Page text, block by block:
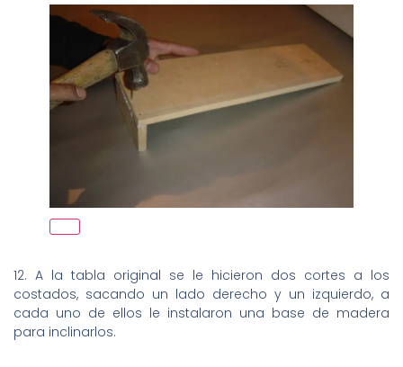
12. A la tabla original se le hicieron dos cortes a los
costados, sacando un lado derecho y un izquierdo, a
cada uno de ellos le instalaron una base de madera
para inclinarlos.